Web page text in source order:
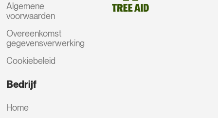
Algemene
voorwaarden
Overeenkomst
gegevensverwerking
Cookiebeleid
Bedrijf
Home